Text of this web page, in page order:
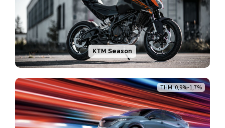
KTM Season
THM: 0,9%-1,7%